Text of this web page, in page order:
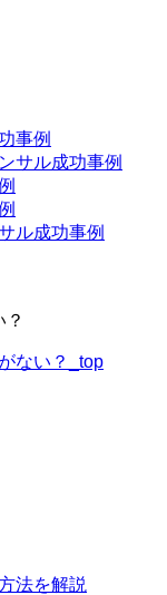
事例
サル成功事例
ル成功事例
ない？_top
法を解説